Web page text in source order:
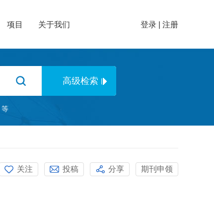
项目 关于我们 登录 注册
等
关注 投稿 分享 期刊申领